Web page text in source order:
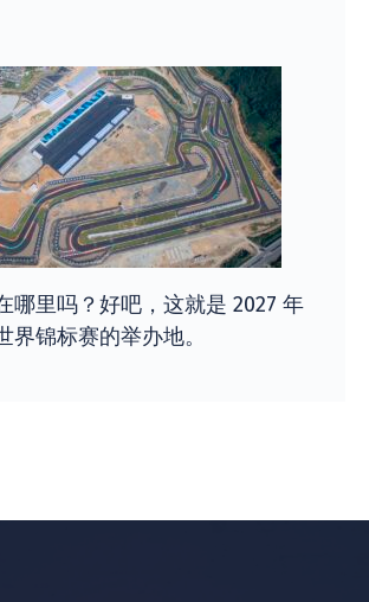
哪里吗？好吧，这就是 2027 年
界锦标赛的举办地。